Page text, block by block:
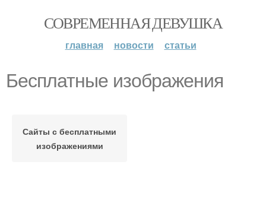
СОВРЕМЕННАЯ ДЕВУШКА
главная новости статьи
Бесплатные изображения
Сайты с бесплатными
изображениями